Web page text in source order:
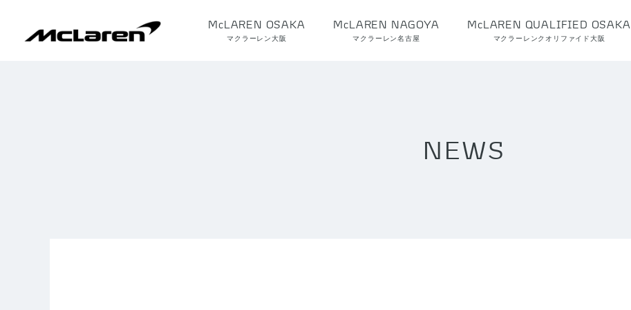
McLAREN OSAKA
マクラーレン大阪
McLAREN NAGOYA
マクラーレン名古屋
McLAREN QUALIFIED OSAKA
マクラーレンクオリファイド大阪
NEWS